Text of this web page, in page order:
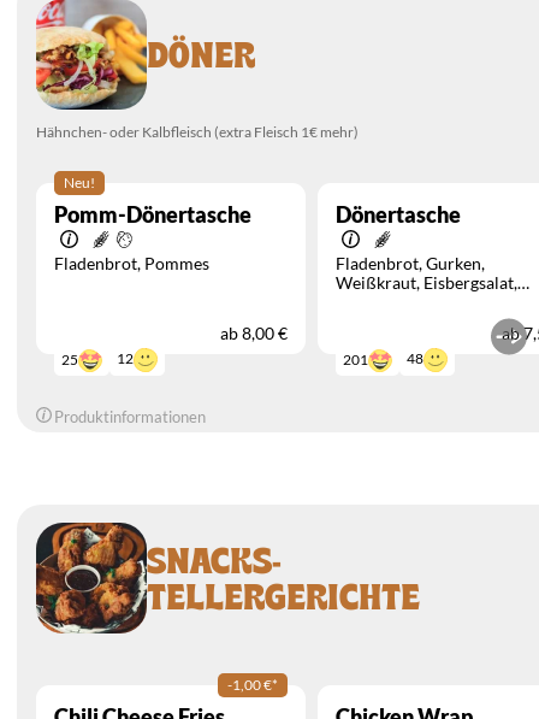
DÖNER
Hähnchen- oder Kalbfleisch (extra Fleisch 1€ mehr)
Neu!
Pomm-Dönertasche
Fladenbrot Pommes
ab8,00 €
25 12
Dönertasche
Fladenbrot Gurken
Weißkraut Eisbergsalat
ab
201 48
Produktinformationen
SNACKS-
TELLERGERICHTE
-1,00 €*